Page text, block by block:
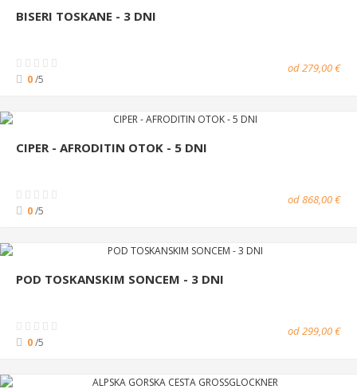
BISERI TOSKANE - 3 DNI
0/5
od 279,00 €
CIPER - AFRODITIN OTOK - 5 DNI
0/5
od 868,00 €
POD TOSKANSKIM SONCEM - 3 DNI
0/5
od 299,00 €